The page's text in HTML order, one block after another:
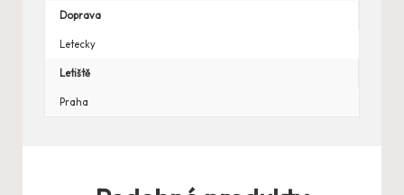
Doprava
Letecky
Letiště
Praha